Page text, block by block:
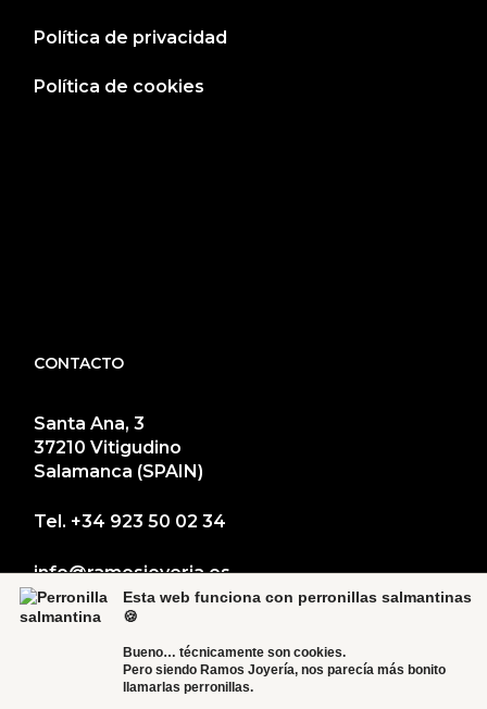
Política de privacidad
Política de cookies
CONTACTO
Santa Ana, 3
37210 Vitigudino
Salamanca (SPAIN)
Tel. +34 923 50 02 34
info@ramosjoyeria.es
Esta web funciona con perronillas salmantinas
🍪
Bueno… técnicamente son cookies.
Pero siendo Ramos Joyería, nos parecía más bonito
llamarlas perronillas.